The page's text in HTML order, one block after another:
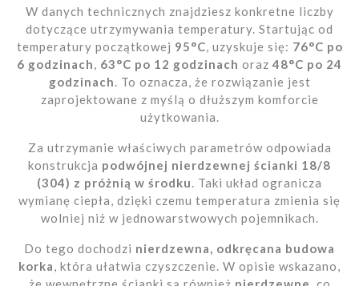
W danych technicznych znajdziesz konkretne liczby
dotyczące utrzymywania temperatury. Startując od
temperatury początkowej 95°C, uzyskuje się: 76°C po
6 godzinach, 63°C po 12 godzinach oraz 48°C po 24
godzinach. To oznacza, że rozwiązanie jest
zaprojektowane z myślą o dłuższym komforcie
użytkowania.
Za utrzymanie właściwych parametrów odpowiada
konstrukcja podwójnej nierdzewnej ścianki 18/8
(304) z próżnią w środku. Taki układ ogranicza
wymianę ciepła, dzięki czemu temperatura zmienia się
wolniej niż w jednowarstwowych pojemnikach.
Do tego dochodzi nierdzewna, odkręcana budowa
korka, która ułatwia czyszczenie. W opisie wskazano,